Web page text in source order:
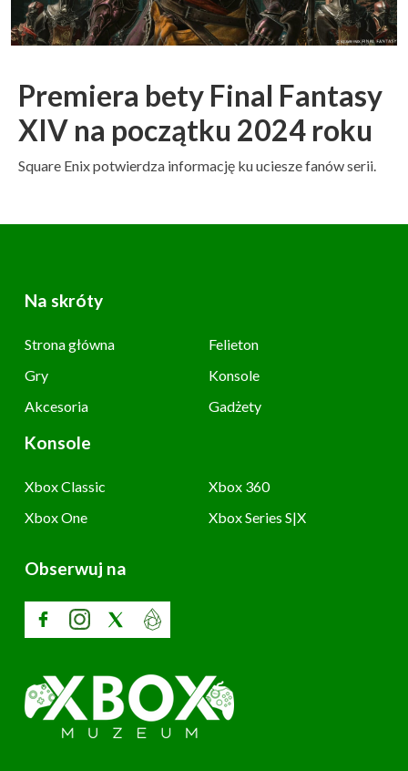
Premiera bety Final Fantasy
XIV na początku 2024 roku
Square Enix potwierdza informację ku uciesze fanów serii.
Na skróty
Strona główna
Felieton
Gry
Konsole
Akcesoria
Gadżety
Konsole
Xbox Classic
Xbox 360
Xbox One
Xbox Series S|X
Obserwuj na